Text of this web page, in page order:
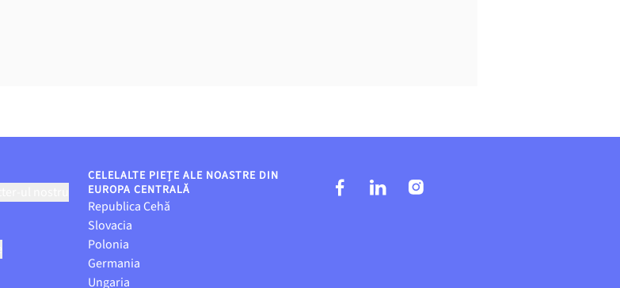
CELELALTE PIEȚE ALE NOASTRE DIN
EUROPA CENTRALĂ
Republica Cehă
Slovacia
Polonia
Germania
Ungaria